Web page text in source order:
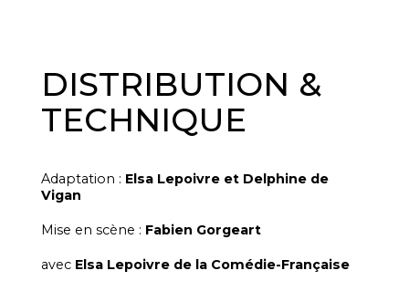
DISTRIBUTION &
TECHNIQUE
Adaptation : Elsa Lepoivre et Delphine de
Vigan
Mise en scène : Fabien Gorgeart
avecElsa Lepoivre de la Comédie-Française